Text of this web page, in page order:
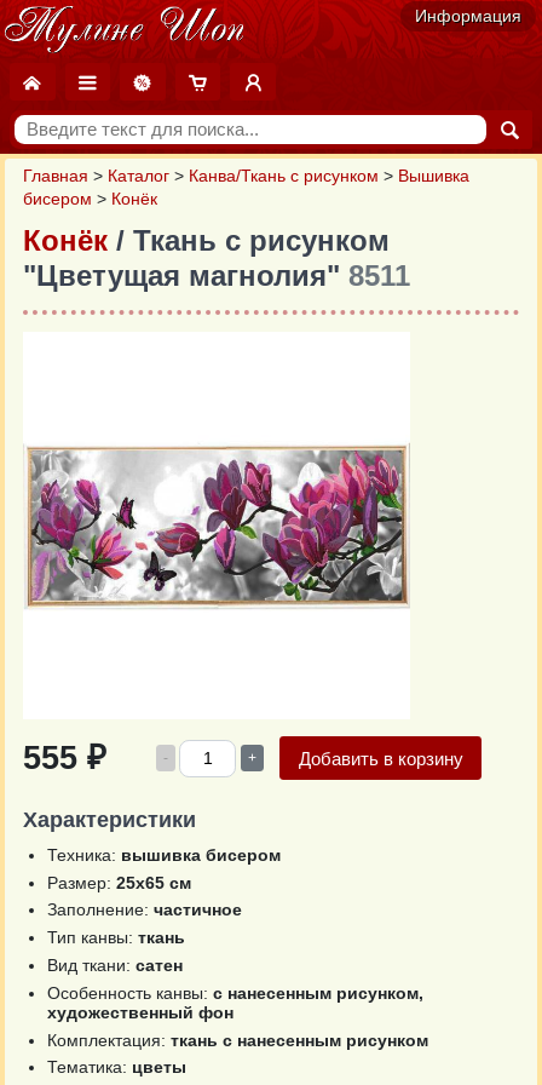
Информация
Главная > Каталог > Канва/Ткань с рисунком > Вышивка
бисером > Конёк
Конёк / Ткань с рисунком
"Цветущая магнолия" 8511
555 ₽ - + Добавить в корзину
Характеристики
Техника: вышивка бисером
Размер: 25х65 см
Заполнение: частичное
Тип канвы: ткань
Вид ткани: сатен
Особенность канвы: с нанесенным рисунком,
художественный фон
Комплектация: ткань с нанесенным рисунком
Тематика: цветы